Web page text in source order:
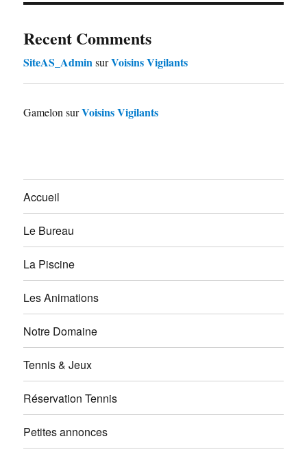
Recent Comments
SiteAS_AdminsurVoisins Vigilants
GamelonsurVoisins Vigilants
Accueil
Le Bureau
La Piscine
Les Animations
Notre Domaine
Tennis & Jeux
Réservation Tennis
Petites annonces